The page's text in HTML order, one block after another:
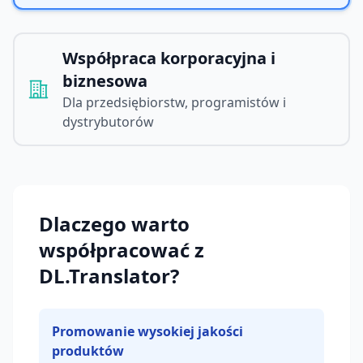
Współpraca korporacyjna i
biznesowa
Dla przedsiębiorstw, programistów i
dystrybutorów
Dlaczego warto
współpracować z
DL.Translator?
Promowanie wysokiej jakości
produktów